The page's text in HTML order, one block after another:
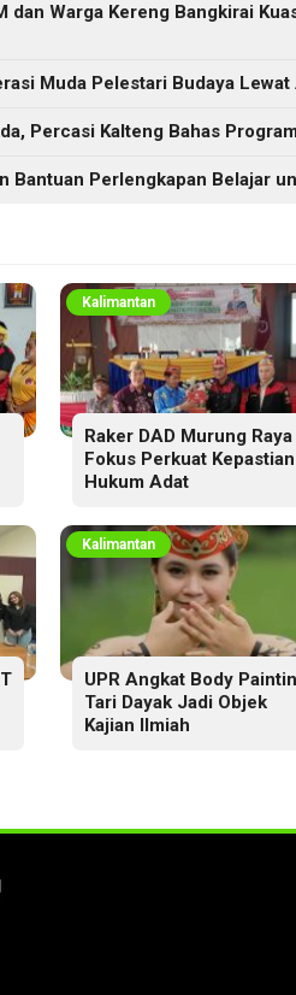
dan Warga Kereng Bangkirai
Muda Pelestari Budaya
Percasi Kalteng Bahas
Bantuan Perlengkapan Belajar
Kalimantan
Raker DAD Murung Raya
Fokus Perkuat Kepastian
Hukum Adat
Kalimantan
UPR Angkat Body
Tari Dayak Jadi Objek
Kajian Ilmiah